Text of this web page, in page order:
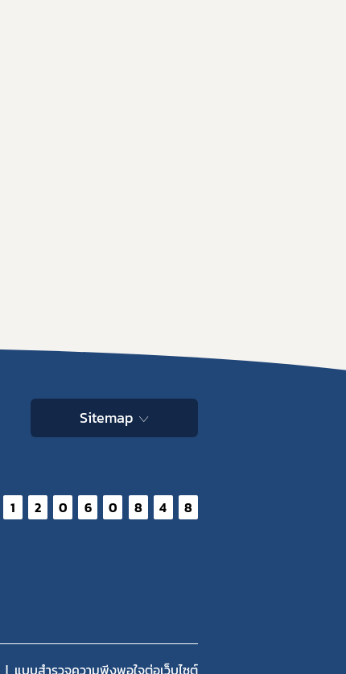
Sitemap
1 2 0 6 0 8 4 8
แบบสำรวจความพีงพอใจต่อเว็บไซต์